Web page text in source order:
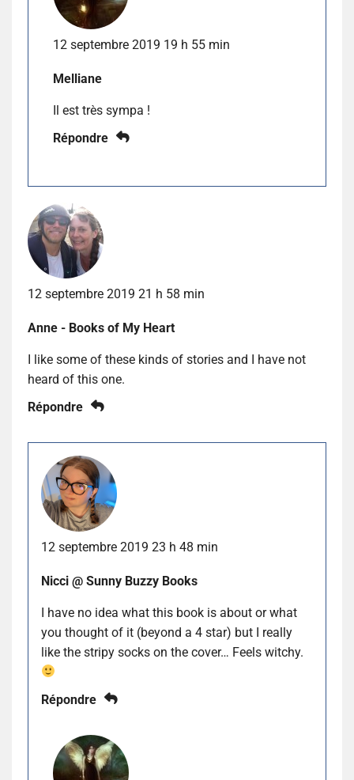
12 septembre 2019 19 h 55 min
Melliane
Il est très sympa !
Répondre
12 septembre 2019 21 h 58 min
Anne - Books of My Heart
I like some of these kinds of stories and I have not
heard of this one.
Répondre
12 septembre 2019 23 h 48 min
Nicci @ Sunny Buzzy Books
I have no idea what this book is about or what
you thought of it (beyond a 4 star) but I really
like the stripy socks on the cover… Feels witchy.
Répondre